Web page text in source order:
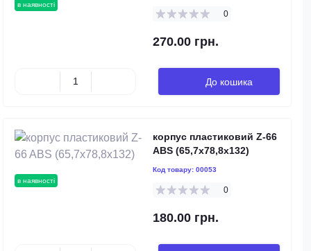
в наявності
0
270.00 грн.
До кошика
в наявності
корпус пластиковий Z-66
ABS (65,7х78,8х132)
Код товару: 00053
0
180.00 грн.